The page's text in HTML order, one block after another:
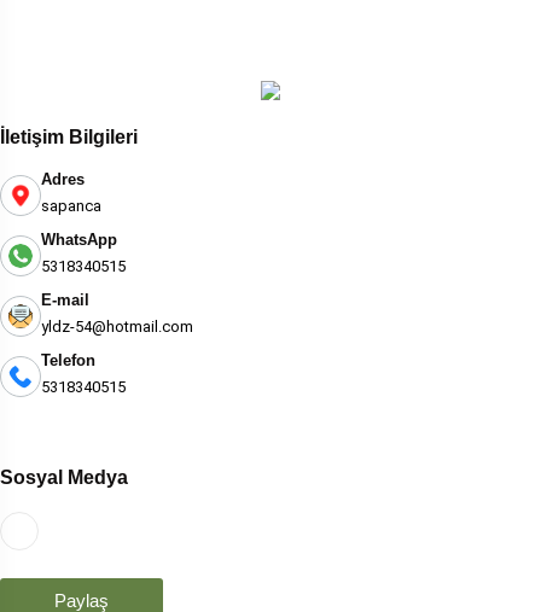
İletişim Bilgileri
Adres
sapanca
WhatsApp
5318340515
E-mail
yldz-54@hotmail.com
Telefon
5318340515
Sosyal Medya
Paylaş